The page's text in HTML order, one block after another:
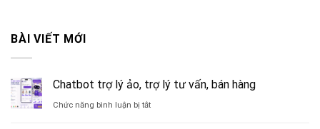
BÀI VIẾT MỚI
Chatbot trợ lý ảo, trợ lý tư vấn, bán hàng
Chức năng bình luận bị tắtở